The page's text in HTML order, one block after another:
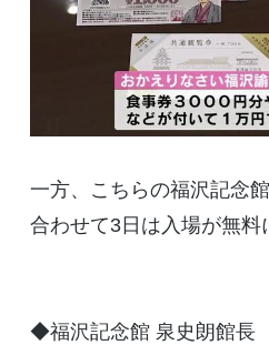
一方、こちらの福沢記念
合わせて3日は入場が無料
◆福沢記念館 泉史朗館長